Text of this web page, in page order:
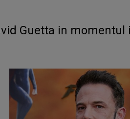
Guetta in